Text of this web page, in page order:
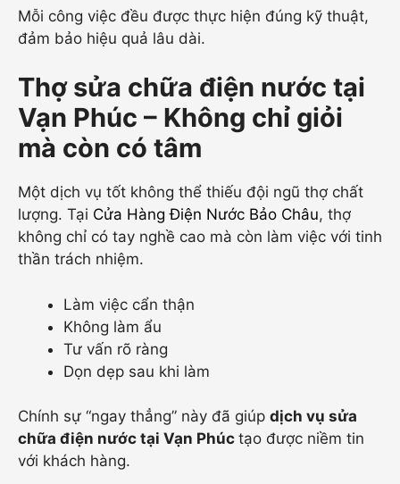
Mỗi công việc đều được thực hiện đúng kỹ thuật,
đảm bảo hiệu quả lâu dài.
Thợ sửa chữa điện nước tại
Vạn Phúc – Không chỉ giỏi
mà còn có tâm
Một dịch vụ tốt không thể thiếu đội ngũ thợ chất
lượng. Tại Cửa Hàng Điện Nước Bảo Châu, thợ
không chỉ có tay nghề cao mà còn làm việc với tinh
thần trách nhiệm.
Làm việc cẩn thận
Không làm ẩu
Tư vấn rõ ràng
Dọn dẹp sau khi làm
Chính sự “ngay thẳng” này đã giúp dịch vụ sửa
chữa điện nước tại Vạn Phúc tạo được niềm tin
với khách hàng.